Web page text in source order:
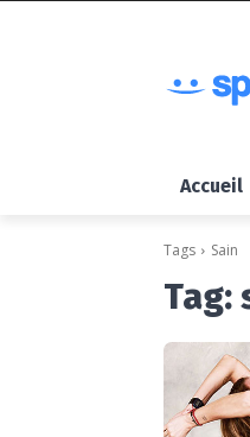
Accueil
Tags Sain
Tag: